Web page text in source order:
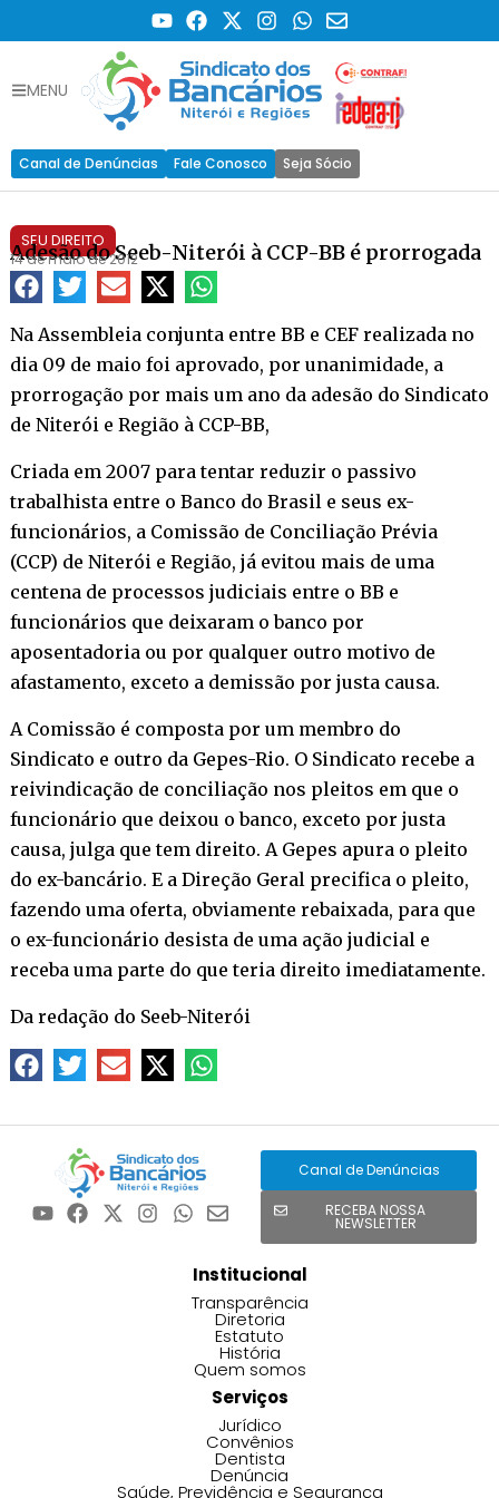
MENU
Canal de Denúncias Fale Conosco Seja Sócio
SEU DIREITO
Adesão do Seeb-Niterói à CCP-BB é prorrogada
14 de maio de 2012
Na Assembleia conjunta entre BB e CEF realizada no
dia 09 de maio foi aprovado, por unanimidade, a
prorrogação por mais um ano da adesão do Sindicato
de Niterói e Região à CCP-BB,
Criada em 2007 para tentar reduzir o passivo
trabalhista entre o Banco do Brasil e seus ex-
funcionários, a Comissão de Conciliação Prévia
(CCP) de Niterói e Região, já evitou mais de uma
centena de processos judiciais entre o BB e
funcionários que deixaram o banco por
aposentadoria ou por qualquer outro motivo de
afastamento, exceto a demissão por justa causa.
A Comissão é composta por um membro do
Sindicato e outro da Gepes-Rio. O Sindicato recebe a
reivindicação de conciliação nos pleitos em que o
funcionário que deixou o banco, exceto por justa
causa, julga que tem direito. A Gepes apura o pleito
do ex-bancário. E a Direção Geral precifica o pleito,
fazendo uma oferta, obviamente rebaixada, para que
o ex-funcionário desista de uma ação judicial e
receba uma parte do que teria direito imediatamente.
Da redação do Seeb-Niterói
Canal de Denúncias
RECEBA NOSSA
NEWSLETTER
Institucional
Transparência
Diretoria
Estatuto
História
Quem somos
Serviços
Jurídico
Convênios
Dentista
Denúncia
Saúde, Previdência e Segurança